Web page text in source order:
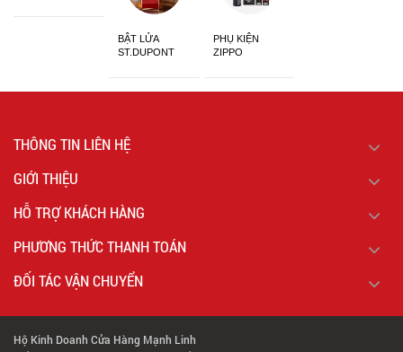
BẬT LỬA
ST.DUPONT
PHỤ KIỆN
ZIPPO
THÔNG TIN LIÊN HỆ
GIỚI THIỆU
HỖ TRỢ KHÁCH HÀNG
PHƯƠNG THỨC THANH TOÁN
ĐỐI TÁC VẬN CHUYỂN
Hộ Kinh Doanh Cửa Hàng Mạnh Linh